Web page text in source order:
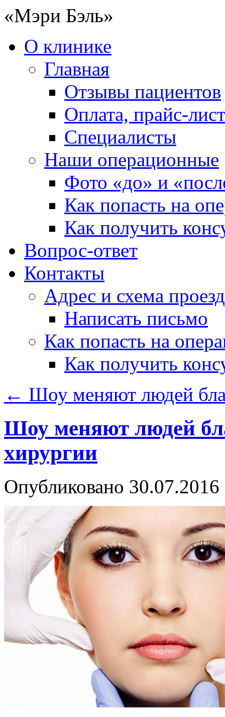
«Мэри Бэль»
О клинике
Главная
Отзывы пациентов
Оплата, прайс-лист
Специалисты
Наши операционные
Фото «до» и
Как попасть на
Как получить
Вопрос-ответ
Контакты
Адрес и схема
Написать письмо
Как попасть на
Как получить
← Шоу меняют людей
Шоу меняют людей
хирургии
Опубликовано 30.07.2016